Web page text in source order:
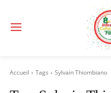
Accueil Tags Sylvain Thiombiano